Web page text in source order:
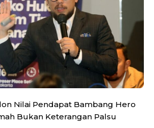
Nilai Pendapat Bambang Hero
Bukan Keterangan Palsu